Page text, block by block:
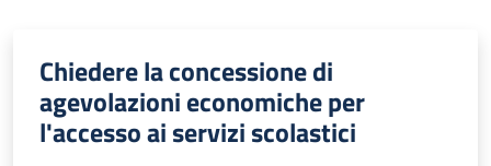
Chiedere la concessione di
agevolazioni economiche per
l'accesso ai servizi scolastici